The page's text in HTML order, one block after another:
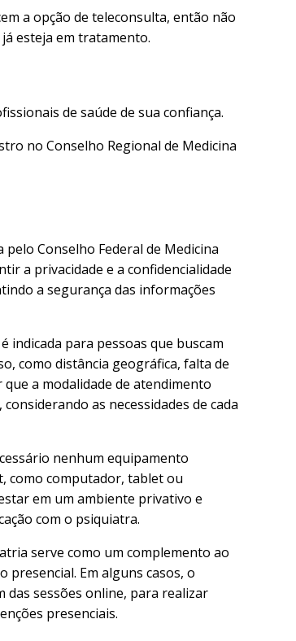
a opção de teleconsulta, então não
esteja em tratamento.
de saúde de sua confiança.
no Conselho Regional de Medicina
Conselho Federal de Medicina
a privacidade e a confidencialidade
a segurança das informações
indicada para pessoas que buscam
como distância geográfica, falta de
a modalidade de atendimento
as necessidades de cada
nenhum equipamento
como computador, tablet ou
em um ambiente privativo e
com o psiquiatra.
serve como um complemento ao
Em alguns casos, o
das sessões online, para realizar
presenciais.